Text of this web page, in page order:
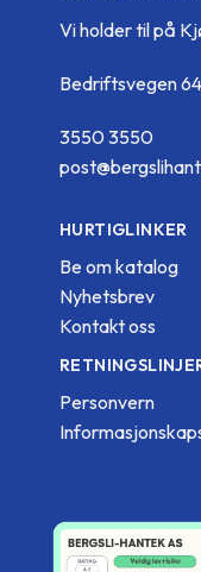
Vi holder til på
Bedriftsvegen
3550 3550
HURTIGLINKER
Be om katalog
Nyhetsbrev
Kontakt oss
Personvern